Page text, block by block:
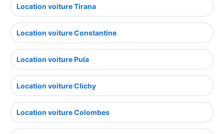
Location voiture Tirana
Location voiture Constantine
Location voiture Pula
Location voiture Clichy
Location voiture Colombes